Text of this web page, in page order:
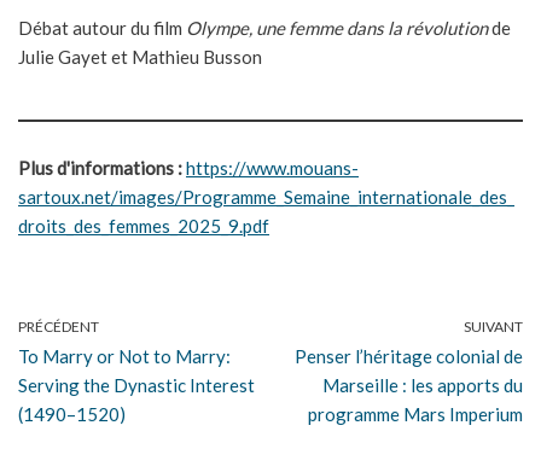
Débat autour du film Olympe, une femme dans la révolutionde
Julie Gayet et Mathieu Busson
Plus d'informations :https://www.mouans-
sartoux.net/images/Programme_Semaine_internationale_des_
droits_des_femmes_2025_9.pdf
PRÉCÉDENT
To Marry or Not to Marry:
Serving the Dynastic Interest
(1490–1520)
SUIVANT
Penser l’héritage colonial de
Marseille : les apports du
programme Mars Imperium